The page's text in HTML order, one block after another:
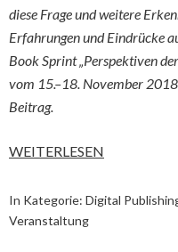
diese Frage und weitere
Erfahrungen und Eindrücke
Book Sprint „Perspektiven
vom 15.–18. November
Beitrag.
WEITERLESEN
In Kategorie: Digital
Veranstaltung